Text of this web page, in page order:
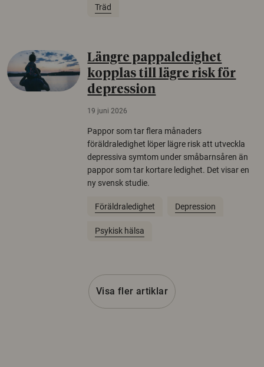
Träd
Längre pappaledighet
kopplas till lägre risk för
depression
19 juni 2026
Pappor som tar flera månaders
föräldraledighet löper lägre risk att utveckla
depressiva symtom under småbarnsåren än
pappor som tar kortare ledighet. Det visar en
ny svensk studie.
Föräldraledighet Depression
Psykisk hälsa
Visa fler artiklar